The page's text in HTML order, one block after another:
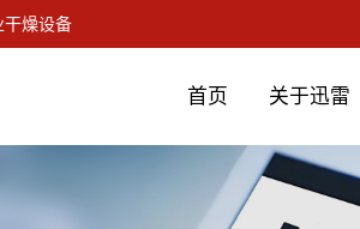
干燥设备
首页 关于迅雷